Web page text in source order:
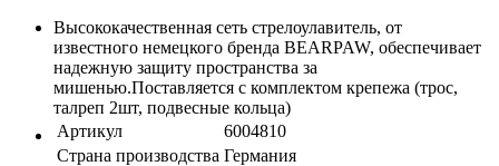
Высококачественная сеть стрелоулавитель, от
известного немецкого бренда BEARPAW, обеспечивает
надежную защиту пространства за
мишенью.Поставляется с комплектом крепежа (трос,
талреп 2шт, подвесные кольца)
Артикул
6004810
Страна производства Германия